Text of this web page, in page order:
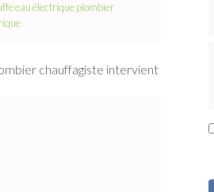
eau électrique plombier
chauffagiste intervient